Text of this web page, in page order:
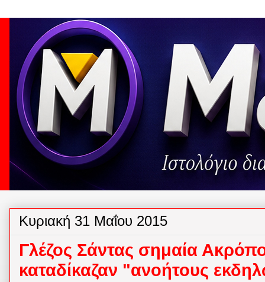
Κυριακή 31 Μαΐου 2015
Γλέζος Σάντας σημαία
καταδίκαζαν "ανοήτους